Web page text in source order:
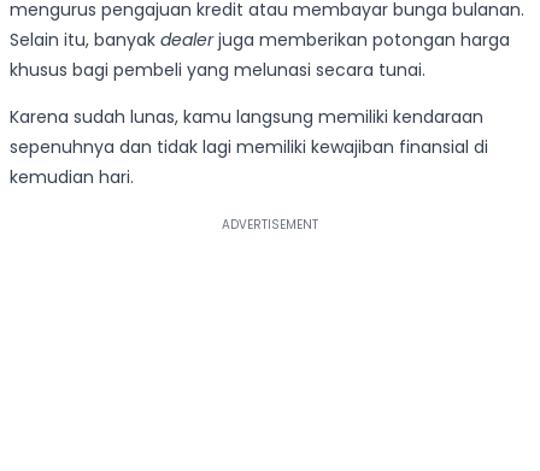
mengurus pengajuan kredit atau membayar bunga bulanan.
Selain itu, banyak dealerjuga memberikan potongan harga
khusus bagi pembeli yang melunasi secara tunai.
Karena sudah lunas, kamu langsung memiliki kendaraan
sepenuhnya dan tidak lagi memiliki kewajiban finansial di
kemudian hari.